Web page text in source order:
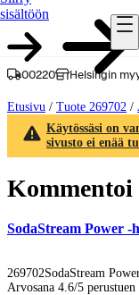
sisältöön
00220 Helsingin
Etusivu / Tuote 269702 /
Käytössäsi on
sivusto ei enää
Kommentoi
SodaStream Power
269702SodaStream
Arvosana 4.6/5